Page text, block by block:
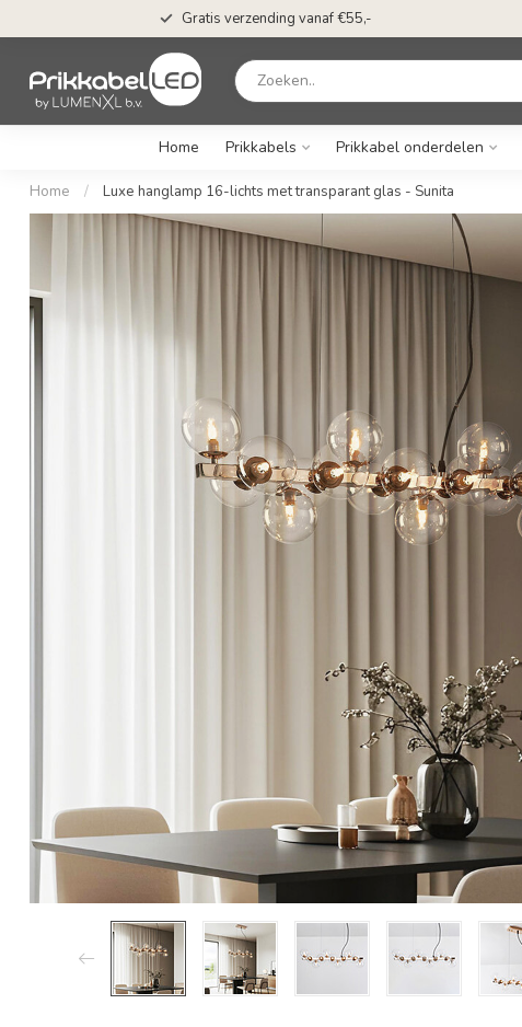
Gratis verzending vanaf €55,-
Home Prikkabels Prikkabel onderdelen
Home / Luxe hanglamp 16-lichts met transparant glas - Sunita